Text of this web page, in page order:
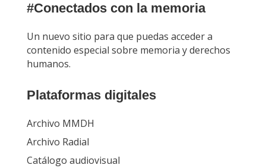
#Conectados con la memoria
Un nuevo sitio para que puedas acceder a
contenido especial sobre memoria y derechos
humanos.
Plataformas digitales
Archivo MMDH
Archivo Radial
Catálogo audiovisual